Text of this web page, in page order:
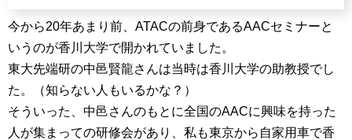
今から20年あまり前、ATACの前身であるAACセミナーと
いうのが香川大学で開かれていました。
東大先端研の中邑賢龍さんは当時は香川大学の助教授でし
た。（知らない人もいるかな？）
そういった、中邑さんのもとに全国のAACに興味を持った
人が集まっての研修会があり、私も東京から自家用車で香